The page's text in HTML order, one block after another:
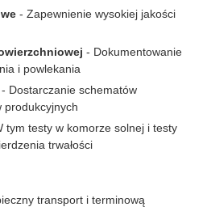
- Zapewnienie wysokiej jakości
- Dokumentowanie
i powlekania
- Dostarczanie schematów
produkcyjnych
tym testy w komorze solnej i testy
trwałości
transport i terminową